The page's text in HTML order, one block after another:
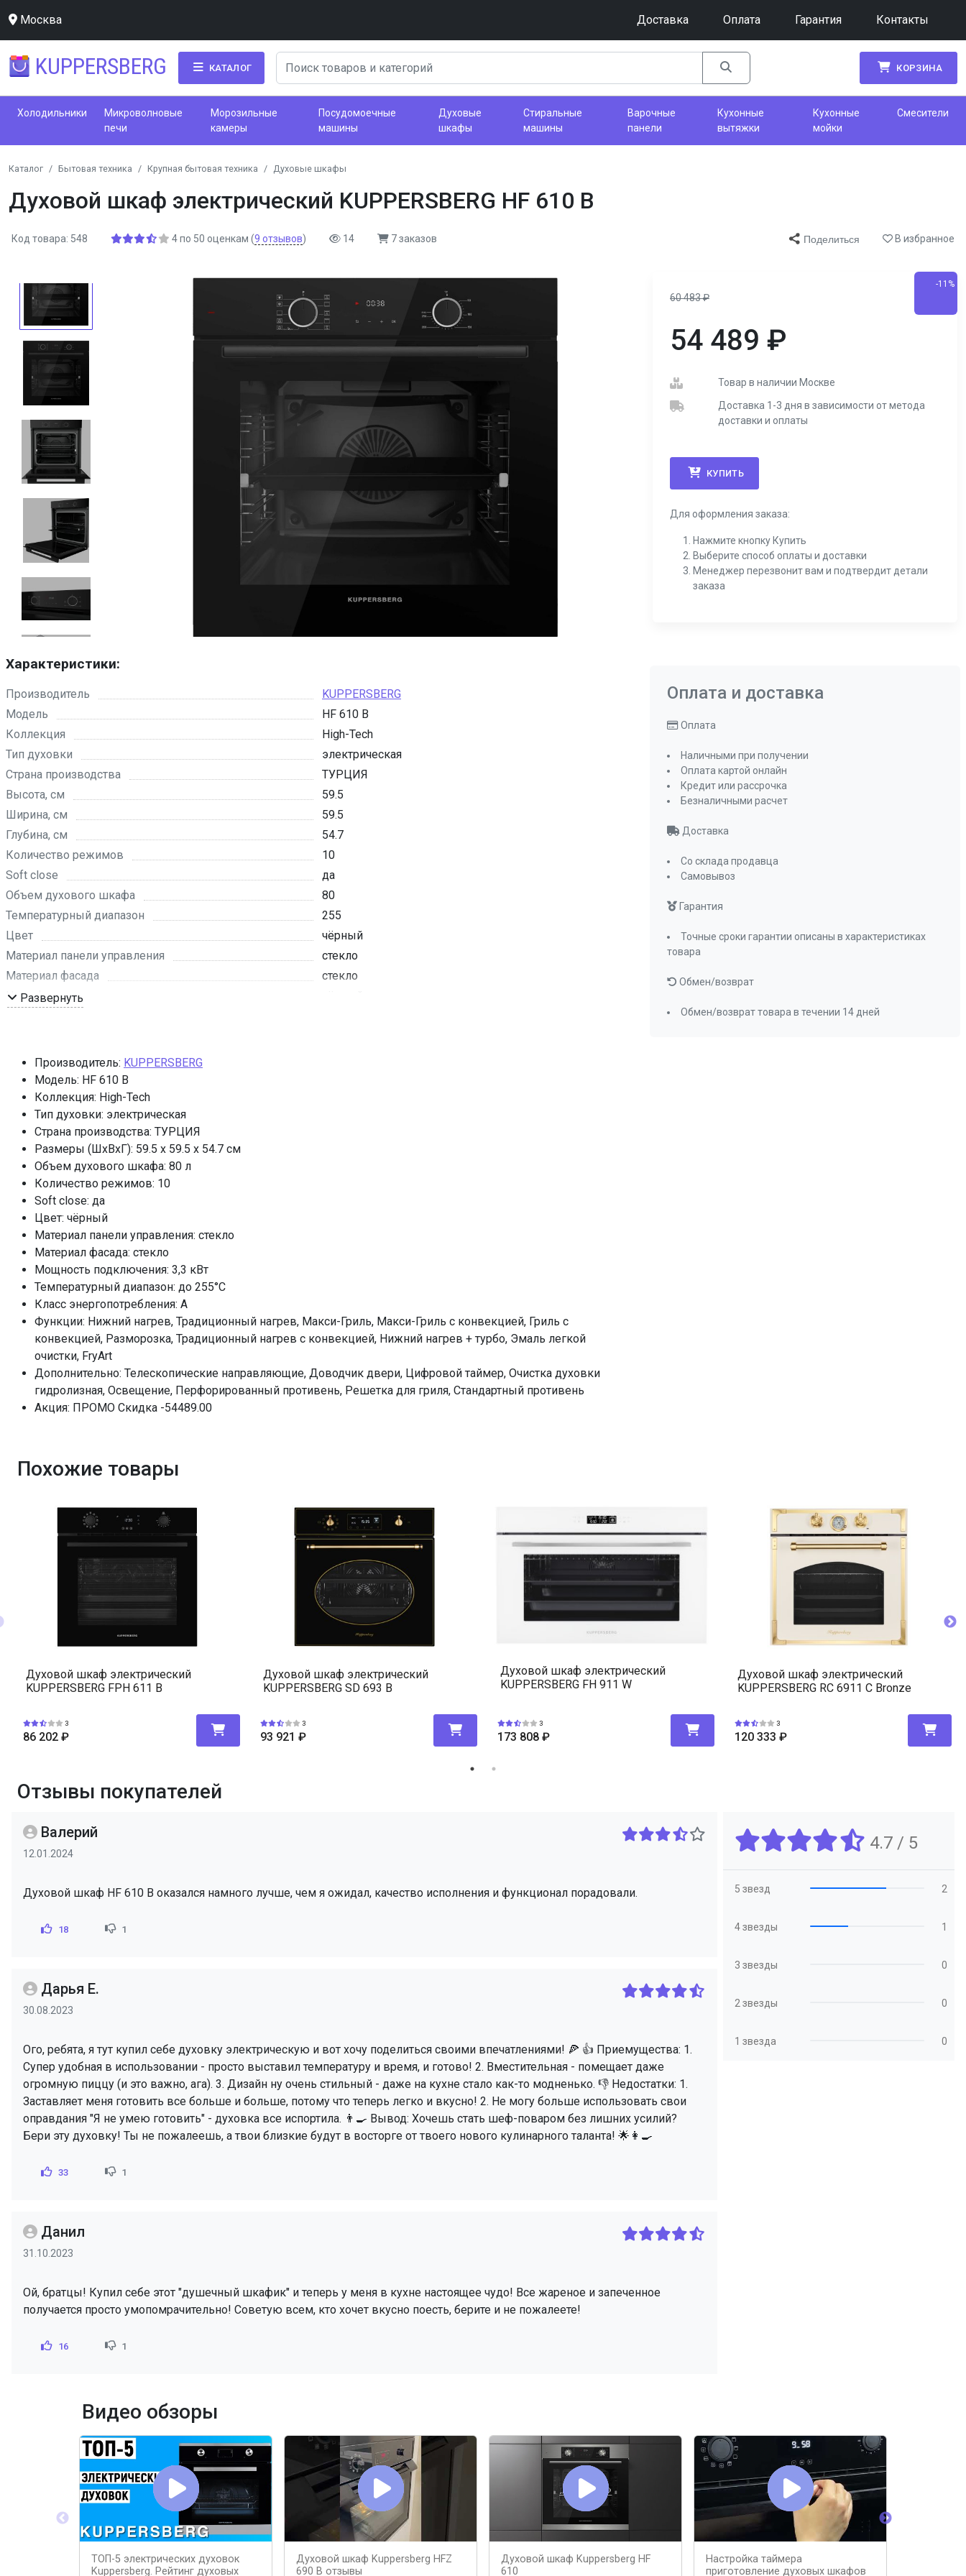
Москва Доставка Оплата Гарантия Контакты
KUPPERSBERG КАТАЛОГ КОРЗИНА
Холодильники
Микроволновые
печи
Морозильные
камеры
Посудомоечные
машины
Духовые
шкафы
Стиральные
машины
Варочные
панели
Кухонные
вытяжки
Кухонные
мойки
Смесители
Каталог Бытовая техника Крупная бытовая техника Духовые шкафы
Духовой шкаф электрический KUPPERSBERG HF 610 B
Код товара: 548 4по 50 оценкам (9 отзывов) 14 7 заказов Поделиться В избранное
60 483₽
-11%
54 489 ₽
Товар в наличии Москве
Доставка 1-3 дня в зависимости от метода
доставки и оплаты
КУПИТЬ
Для оформления заказа:
Нажмите кнопку Купить
Выберите способ оплаты и доставки
Менеджер перезвонит вам и подтвердит детали
заказа
Характеристики:
Производитель
KUPPERSBERG
Модель
HF 610 B
Коллекция
High-Tech
Тип духовки
электрическая
Страна производства
ТУРЦИЯ
Высота, см
59.5
Ширина, см
59.5
Глубина, см
54.7
Количество режимов
10
Soft close
да
Объем духового шкафа
80
Температурный диапазон
255
Цвет
чёрный
Материал панели управления
стекло
Материал фасада
стекло
Цвет фурнитуры
Макси-Гриль
Макси-Гриль с конвекцией
Гриль с конвекцией
Разморозка
Традиционный нагрев с конвекцией
Нижний нагрев + турбо
Эмаль легкой очистки
Съемная дверца духового шкафа
Съемное внутреннее стекло
Мощность подключения
Класс энергопотребления
FryArt
Телескопические направляющие
Доводчик двери
да
Авто программы
нет
Переключатели (тип)
Таймер
цифровой
Очистка духовки
гидролизная
Количество стекол дверцы
Освещение
Перфорированный противень
Стандартный противень
да
ПРОМО Скидка
=54489.00
Развернуть
Производитель: KUPPERSBERG
Модель: HF 610 B
Коллекция: High-Tech
Тип духовки: электрическая
Страна производства: ТУРЦИЯ
Размеры (ШхВхГ): 59.5 x 59.5 x 54.7 см
Объем духового шкафа: 80 л
Количество режимов: 10
Soft close: да
Цвет: чёрный
Материал панели управления: стекло
Материал фасада: стекло
Мощность подключения: 3,3 кВт
Температурный диапазон: до 255°C
Класс энергопотребления: A
Функции: Нижний нагрев, Традиционный нагрев, Макси-Гриль, Макси-Гриль с конвекцией, Гриль с
конвекцией, Разморозка, Традиционный нагрев с конвекцией, Нижний нагрев + турбо, Эмаль легкой
очистки, FryArt
Дополнительно: Телескопические направляющие, Доводчик двери, Цифровой таймер, Очистка духовки
гидролизная, Освещение, Перфорированный противень, Решетка для гриля, Стандартный противень
Акция: ПРОМО Скидка -54489.00
Оплата и доставка
Оплата
Наличными при получении
Оплата картой онлайн
Кредит или рассрочка
Безналичными расчет
Доставка
Со склада продавца
Самовывоз
Гарантия
Точные сроки гарантии описаны в характеристиках
товара
Обмен/возврат
Обмен/возврат товара в течении 14 дней
Похожие товары
Духовой шкаф электрический
KUPPERSBERG FPH 611 B
3
86 202 ₽
Духовой шкаф электрический
KUPPERSBERG SD 693 B
3
93 921 ₽
Духовой шкаф электрический
KUPPERSBERG FH 911 W
3
173 808 ₽
Духовой шкаф электрический
KUPPERSBERG RC 6911 C Bronze
3
120 333 ₽
Отзывы покупателей
Валерий
12.01.2024
Духовой шкаф HF 610 B оказался намного лучше, чем я ожидал, качество исполнения и функционал порадовали.
18 1
Дарья Е.
30.08.2023
Ого, ребята, я тут купил себе духовку электрическую и вот хочу поделиться своими впечатлениями! 🍕 👍 Приемущества: 1.
Супер удобная в использовании - просто выставил температуру и время, и готово! 2. Вместительная - помещает даже
огромную пиццу (и это важно, ага). 3. Дизайн ну очень стильный - даже на кухне стало как-то модненько. 👎 Недостатки: 1.
Заставляет меня готовить все больше и больше, потому что теперь легко и вкусно! 2. Не могу больше использовать свои
оправдания "Я не умею готовить" - духовка все испортила. 👨‍🍳 Вывод: Хочешь стать шеф-поваром без лишних усилий?
Бери эту духовку! Ты не пожалеешь, а твои близкие будут в восторге от твоего нового кулинарного таланта! 🌟👩‍🍳
33 1
Данил
31.10.2023
Ой, братцы! Купил себе этот "душечный шкафик" и теперь у меня в кухне настоящее чудо! Все жареное и запеченное
получается просто умопомрачительно! Советую всем, кто хочет вкусно поесть, берите и не пожалеете!
16 1
4.7 / 5
5 звезд 2
4 звезды 1
3 звезды 0
2 звезды 0
1 звезда 0
Видео обзоры
ТОП-5 электрических духовок
Kuppersberg. Рейтинг духовых
Духовой шкаф Kuppersberg HFZ
690 B отзывы
Духовой шкаф Kuppersberg HF
610
Настройка таймера
приготовление духовых шкафов